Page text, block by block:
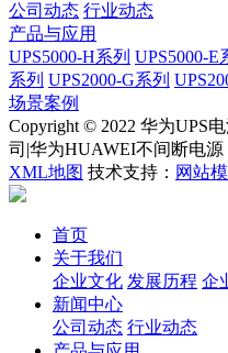
公司动态 行业动态
产品与应用
UPS5000-H系列 UPS5000-E
系列 UPS2000-G系列
场景案例
Copyright © 2022 华为UPS
司|华为HUAWEI不间断电源
XML地图 技术支持： 网站
首页
关于我们
企业文化 发展历程 企
新闻中心
公司动态 行业动态